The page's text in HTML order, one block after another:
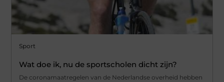
Sport
Wat doe ik, nu de sportscholen dicht zijn?
De coronamaatregelen van de Nederlandse overheid hebben